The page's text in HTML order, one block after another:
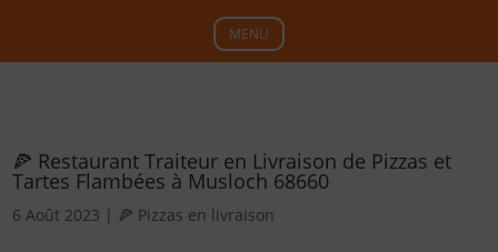
MENU
🍕 Restaurant Traiteur en Livraison de Pizzas et
Tartes Flambées à Musloch 68660
6 Août 2023 | 🍕 Pizzas en livraison